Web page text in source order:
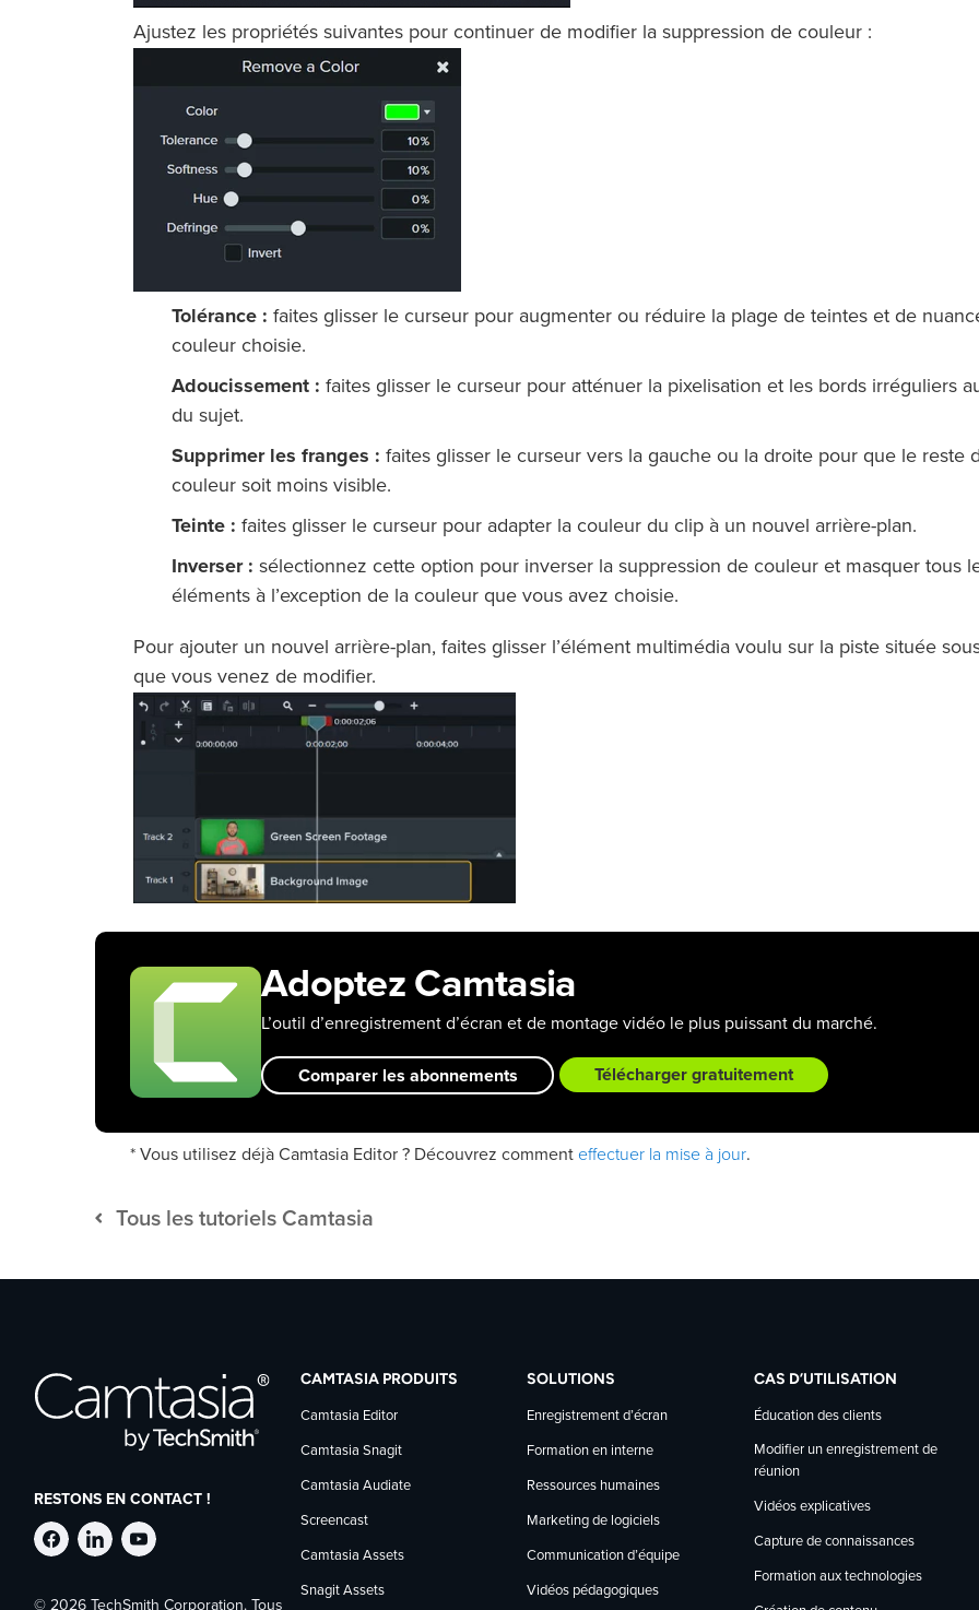
Ajustez les propriétés suivantes pour continuer de modifier la suppression de couleur :
Tolérance : faites glisser le curseur pour augmenter ou réduire la plage de teintes et de
couleur choisie.
Adoucissement : faites glisser le curseur pour atténuer la pixelisation et les bords irréguliers
du sujet.
Supprimer les franges : faites glisser le curseur vers la gauche ou la droite pour que le reste
couleur soit moins visible.
Teinte : faites glisser le curseur pour adapter la couleur du clip à un nouvel arrière-plan.
Inverser : sélectionnez cette option pour inverser la suppression de couleur et masquer tous
éléments à l’exception de la couleur que vous avez choisie.
Pour ajouter un nouvel arrière-plan, faites glisser l’élément multimédia voulu sur la piste située
que vous venez de modifier.
Adoptez Camtasia
L’outil d’enregistrement d’écran et de montage vidéo le plus puissant du marché.
Comparer les abonnements Télécharger gratuitement
* Vous utilisez déjà Camtasia Editor ? Découvrez comment effectuer la mise à jour.
Tous les tutoriels Camtasia
RESTONS EN CONTACT !
Suivre
SuivreSuivre
© 2026 TechSmith Corporation. Tous
CAMTASIA PRODUITS
Camtasia Editor
Camtasia Snagit
Camtasia Audiate
Screencast
Camtasia Assets
Snagit Assets
SOLUTIONS
Enregistrement d’écran
Formation en interne
Ressources humaines
Marketing de logiciels
Communication d’équipe
Vidéos pédagogiques
CAS D’UTILISATION
Éducation des clients
Modifier un enregistrement de
réunion
Vidéos explicatives
Capture de connaissances
Formation aux technologies